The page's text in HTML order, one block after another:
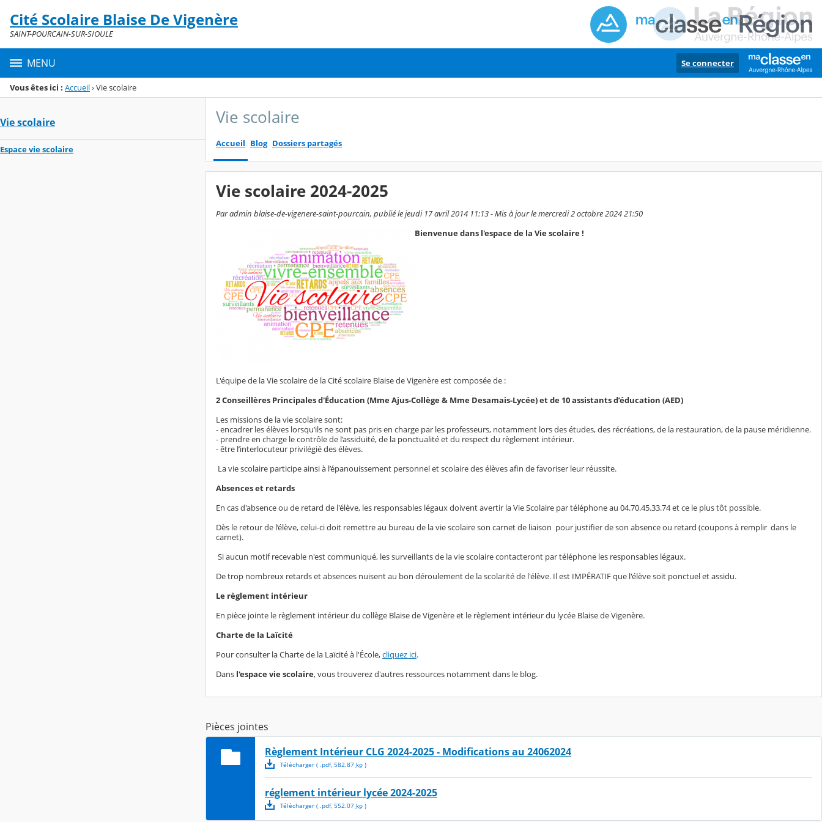
Menu de la rubrique
Contenu
Cité Scolaire Blaise De Vigenère
SAINT-POURCAIN-SUR-SIOULE
MENU Se connecter
Vous êtes ici : Accueil›Vie scolaire
Vie scolaire
Espace vie scolaire
Vie scolaire
Accueil Blog Dossiers partagés
Vie scolaire 2024-2025
Par admin blaise-de-vigenere-saint-pourcain, publié le jeudi 17 avril 2014 11:13 - Mis à jour le mercredi 2 octobre 2024 21:50
Bienvenue dans l'espace de la Vie scolaire !
L'équipe de la Vie scolaire de la Cité scolaire Blaise de Vigenère est composée de :
2 Conseillères Principales d'Éducation (Mme Ajus-Collège & Mme Desamais-Lycée) et de 10 assistants d’éducation (AED)
Les missions de la vie scolaire sont:
- encadrer les élèves lorsqu’ils ne sont pas pris en charge par les professeurs, notamment lors des études, des récréations, de la restauration, de la pause méridienne.
- prendre en charge le contrôle de l’assiduité, de la ponctualité et du respect du règlement intérieur.
- être l’interlocuteur privilégié des élèves.
La vie scolaire participe ainsi à l’épanouissement personnel et scolaire des élèves afin de favoriser leur réussite.
Absences et retards
En cas d'absence ou de retard de l'élève, les responsables légaux doivent avertir la Vie Scolaire par téléphone au 04.70.45.33.74 et ce le plus tôt possible.
Dès le retour de l’élève, celui-ci doit remettre au bureau de la vie scolaire son carnet de liaison pour justifier de son absence ou retard (coupons à remplir dans le
carnet).
Si aucun motif recevable n'est communiqué, les surveillants de la vie scolaire contacteront par téléphone les responsables légaux.
De trop nombreux retards et absences nuisent au bon déroulement de la scolarité de l'élève. Il est IMPÉRATIF que l'élève soit ponctuel et assidu.
Le règlement intérieur
En pièce jointe le règlement intérieur du collège Blaise de Vigenère et le règlement intérieur du lycée Blaise de Vigenère.
Charte de la Laïcité
Pour consulter la Charte de la Laïcité à l'École,cliquez ici.
Dans l'espace vie scolaire, vous trouverez d'autres ressources notamment dans le blog.
Pièces jointes
Règlement Intérieur CLG 2024-2025 - Modifications au 24062024
Télécharger( .pdf, 582.87 ko)
réglement intérieur lycée 2024-2025
Télécharger( .pdf, 552.07 ko)